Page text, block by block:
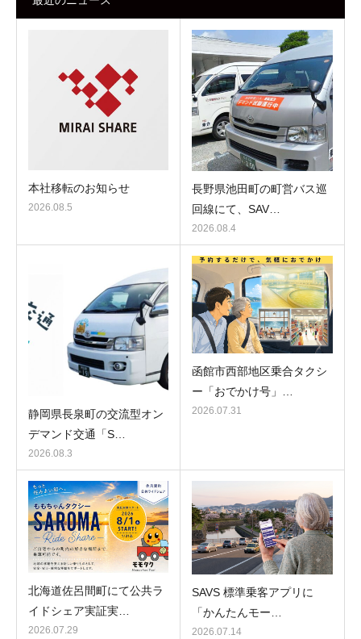
本社移転のお知らせ
2026.08.5
長野県池田町の町営バス巡
回線にて、SAV…
2026.08.4
静岡県長泉町の交流型オン
デマンド交通「S…
2026.08.3
函館市西部地区乗合タクシ
ー「おでかけ号」…
2026.07.31
北海道佐呂間町にて公共ラ
イドシェア実証実…
2026.07.29
SAVS 標準乗客アプリに
「かんたんモー…
2026.07.14